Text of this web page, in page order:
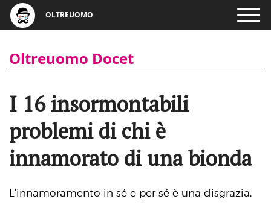
OLTREUOMO
Oltreuomo Docet
I 16 insormontabili
problemi di chi è
innamorato di una bionda
L’innamoramento in sé e per sé è una disgrazia,